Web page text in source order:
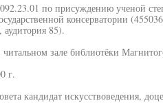
по присуждению ученой
консерватории
аудитория 85).
зале библиотёки
г.
кандидат искусствоведения,